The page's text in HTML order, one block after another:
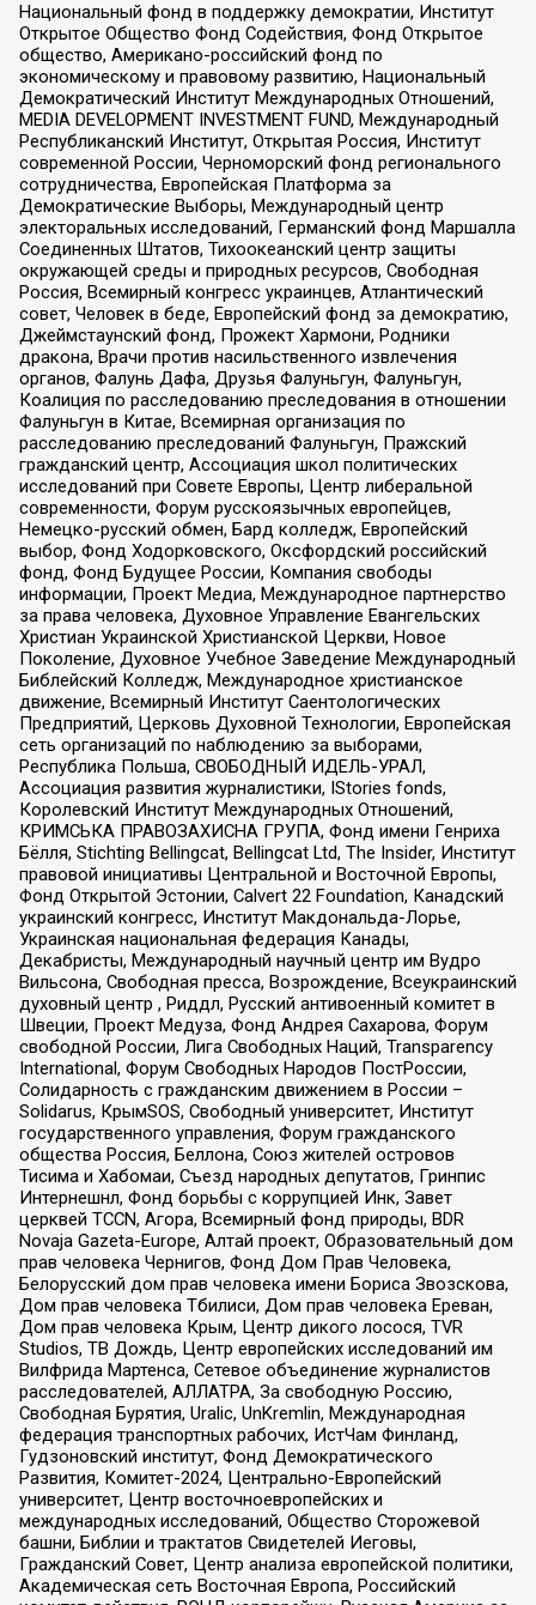
Национальный фонд в поддержку демократии, Институт
Открытое Общество Фонд Содействия, Фонд Открытое
общество, Американо-российский фонд по
экономическому и правовому развитию, Национальный
Демократический Институт Международных Отношений,
MEDIA DEVELOPMENT INVESTMENT FUND, Международный
Республиканский Институт, Открытая Россия, Институт
современной России, Черноморский фонд регионального
сотрудничества, Европейская Платформа за
Демократические Выборы, Международный центр
электоральных исследований, Германский фонд Маршалла
Соединенных Штатов, Тихоокеанский центр защиты
окружающей среды и природных ресурсов, Свободная
Россия, Всемирный конгресс украинцев, Атлантический
совет, Человек в беде, Европейский фонд за демократию,
Джеймстаунский фонд, Прожект Хармони, Родники
дракона, Врачи против насильственного извлечения
органов, Фалунь Дафа, Друзья Фалуньгун, Фалуньгун,
Коалиция по расследованию преследования в отношении
Фалуньгун в Китае, Всемирная организация по
расследованию преследований Фалуньгун, Пражский
гражданский центр, Ассоциация школ политических
исследований при Совете Европы, Центр либеральной
современности, Форум русскоязычных европейцев,
Немецко-русский обмен, Бард колледж, Европейский
выбор, Фонд Ходорковского, Оксфордский российский
фонд, Фонд Будущее России, Компания свободы
информации, Проект Медиа, Международное партнерство
за права человека, Духовное Управление Евангельских
Христиан Украинской Христианской Церкви, Новое
Поколение, Духовное Учебное Заведение Международный
Библейский Колледж, Международное христианское
движение, Всемирный Институт Саентологических
Предприятий, Церковь Духовной Технологии, Европейская
сеть организаций по наблюдению за выборами,
Республика Польша, СВОБОДНЫЙ ИДЕЛЬ-УРАЛ,
Ассоциация развития журналистики, IStories fonds,
Королевский Институт Международных Отношений,
КРИМСЬКА ПРАВОЗАХИСНА ГРУПА, Фонд имени Генриха
Бёлля, Stichting Bellingcat, Bellingcat Ltd, The Insider, Институт
правовой инициативы Центральной и Восточной Европы,
Фонд Открытой Эстонии, Calvert 22 Foundation, Канадский
украинский конгресс, Институт Макдональда-Лорье,
Украинская национальная федерация Канады,
Декабристы, Международный научный центр им Вудро
Вильсона, Свободная пресса, Возрождение, Всеукраинский
духовный центр , Риддл, Русский антивоенный комитет в
Швеции, Проект Медуза, Фонд Андрея Сахарова, Форум
свободной России, Лига Свободных Наций, Transparеncy
International, Форум Свободных Народов ПостРоссии,
Солидарность с гражданским движением в России –
Solidarus, КрымSOS, Свободный университет, Институт
государственного управления, Форум гражданского
общества Россия, Беллона, Союз жителей островов
Тисима и Хабомаи, Съезд народных депутатов, Гринпис
Интернешнл, Фонд борьбы с коррупцией Инк, Завет
церквей TCCN, Агора, Всемирный фонд природы, BDR
Novaja Gazeta-Europe, Алтай проект, Образовательный дом
прав человека Чернигов, Фонд Дом Прав Человека,
Белорусский дом прав человека имени Бориса Звозскова,
Дом прав человека Тбилиси, Дом прав человека Ереван,
Дом прав человека Крым, Центр дикого лосося, TVR
Studios, ТВ Дождь, Центр европейских исследований им
Вилфрида Мартенса, Сетевое объединение журналистов
расследователей, АЛЛАТРА, За свободную Россию,
Свободная Бурятия, Uralic, UnKremlin, Международная
федерация транспортных рабочих, ИстЧам Финланд,
Гудзоновский институт, Фонд Демократического
Развития, Комитет-2024, Центрально-Европейский
университет, Центр восточноевропейских и
международных исследований, Общество Сторожевой
башни, Библии и трактатов Свидетелей Иеговы,
Гражданский Совет, Центр анализа европейской политики,
Академическая сеть Восточная Европа, Российский